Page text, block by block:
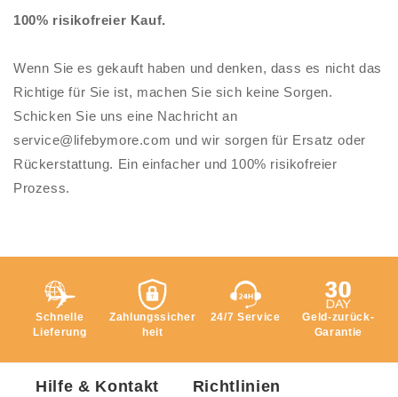
100% risikofreier Kauf.
Wenn Sie es gekauft haben und denken, dass es nicht das
Richtige für Sie ist, machen Sie sich keine Sorgen.
Schicken Sie uns eine Nachricht an
service@lifebymore.com und wir sorgen für Ersatz oder
Rückerstattung. Ein einfacher und 100% risikofreier
Prozess.
Schnelle
Lieferung
Zahlungssicher
heit
24/7 Service
Geld-zurück-
Garantie
Hilfe & Kontakt Richtlinien